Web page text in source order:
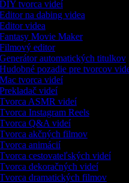
tvorca videí
na dabing videa
videa
Movie Maker
editor
automatických titulkov
pozadie pre tvorcov
tvorca videí
videí
ASMR videí
Instagram Reels
Q&A videí
akčných filmov
animácií
cestovateľských videí
dekoračných videí
dramatických filmov